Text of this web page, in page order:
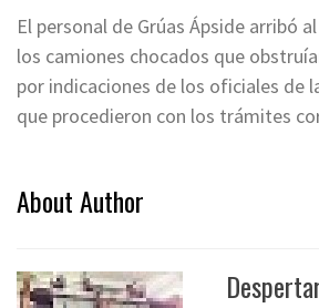
El personal de Grúas Ápside arribó
los camiones chocados que
por indicaciones de los oficiales de
que procedieron con los trámites
About Author